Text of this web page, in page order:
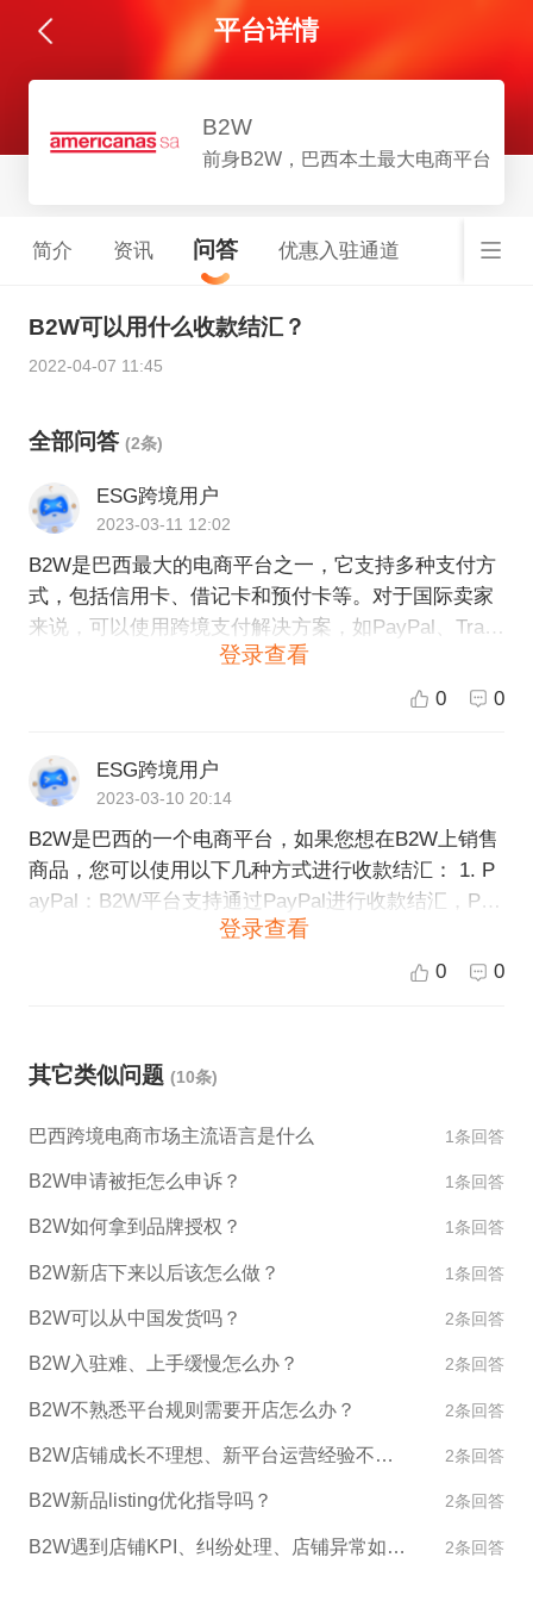
平台详情
B2W
前身B2W，巴西本土最大电商平台
简介 资讯 问答 优惠入驻通道
B2W可以用什么收款结汇？
2022-04-07 11:45
全部问答 (2条)
ESG跨境用户
2023-03-11 12:02
B2W是巴西最大的电商平台之一，它支持多种支付方
式，包括信用卡、借记卡和预付卡等。对于国际卖家
来说，可以使用跨境支付解决方案，如PayPal、Tran
sferWise、Amazon Pay等，也可以使用银行转账来处
理收款结汇。针对不同的情况和需求，ESG跨境电商
境电商官方网站咨询我们的专业顾问团队。
登录查看
0 0
ESG跨境用户
2023-03-10 20:14
B2W是巴西的一个电商平台，如果您想在B2W上销售
商品，您可以使用以下几种方式进行收款结汇： 1. P
ayPal：B2W平台支持通过PayPal进行收款结汇，Pay
Pal可以支持来自全球200多个国家和地区的款项转移
和结算，支持多种货币。但需要注意，PayPal可能会
设多个账户； 3. 信用卡支付：您可以使用本国信用卡
费用，同时需要银行开具相关结汇证明。 在使用这些
方式进行收款结汇时，需要注意相关的税法和法规要
关于B2W平台结汇的问题，可以联系平台客服获取更
多详细信息。
登录查看
0 0
其它类似问题 (10条)
巴西跨境电商市场主流语言是什么 1条回答
B2W申请被拒怎么申诉？ 1条回答
B2W如何拿到品牌授权？ 1条回答
B2W新店下来以后该怎么做？ 1条回答
B2W可以从中国发货吗？ 2条回答
B2W入驻难、上手缓慢怎么办？ 2条回答
B2W不熟悉平台规则需要开店怎么办？ 2条回答
B2W店铺成长不理想、新平台运营经验不足怎么办？ 2条回答
B2W新品listing优化指导吗？ 2条回答
B2W遇到店铺KPI、纠纷处理、店铺异常如何处理？ 2条回答